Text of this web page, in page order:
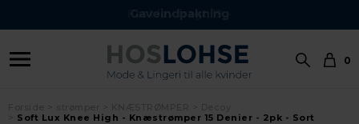
Gaveindpakning
0
Soft Lux Knee High - Knæstrømper 15 Denier - 2pk - Sort